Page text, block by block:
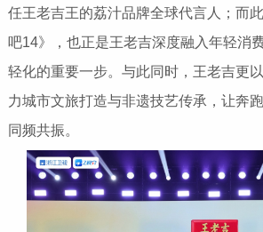
任王老吉王的荔汁品牌全球代言人；而
吧14》，也正是王老吉深度融入年轻消
轻化的重要一步。与此同时，王老吉更
力城市文旅打造与非遗技艺传承，让奔
同频共振。